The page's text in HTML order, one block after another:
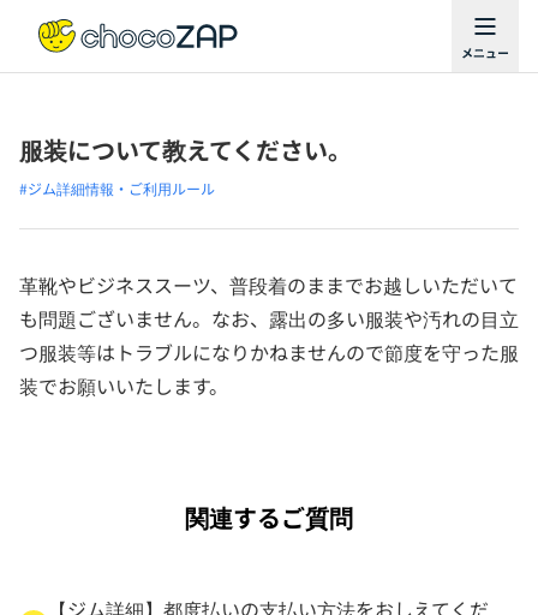
服装について教えてください。
#ジム詳細情報・ご利用ルール
革靴やビジネススーツ、普段着のままでお越しいただいて
も問題ございません。なお、露出の多い服装や汚れの目立
つ服装等はトラブルになりかねませんので節度を守った服
装でお願いいたします。
関連するご質問
【ジム詳細】都度払いの支払い方法をおしえてくだ